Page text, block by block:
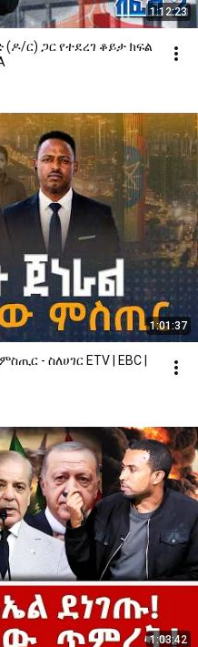
1:12:23
ር) ጋር የተደረገ ቆይታ ክፍል
1:01:37
ETV | EBC |
1:03:42